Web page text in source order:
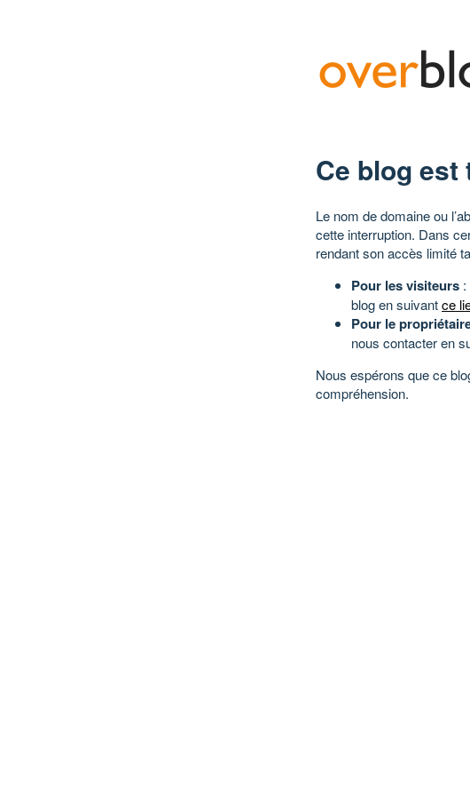
Ce blog
Le nom de domaine ou
cette interruption. Dans
rendant son accès limité
Pour les visiteurs
blog en suivantce
Pour le
nous contacter en
Nous espérons que ce
compréhension.